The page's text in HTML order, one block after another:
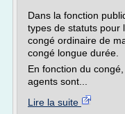
Dans la fonction
types de statuts pour
congé ordinaire de
congé longue durée.
En fonction du
agents sont...
Lire la suite